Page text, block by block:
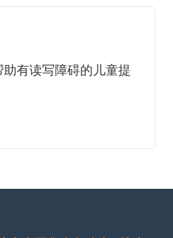
有读写障碍的儿童提